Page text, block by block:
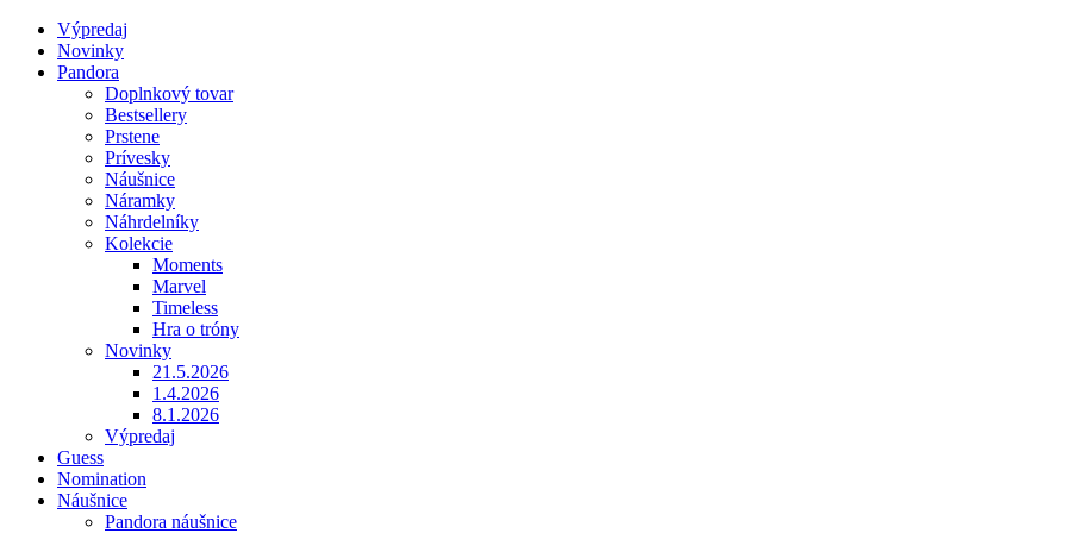
Výpredaj
Novinky
Pandora
Doplnkový tovar
Bestsellery
Prstene
Prívesky
Náušnice
Náramky
Náhrdelníky
Kolekcie
Moments
Marvel
Timeless
Hra o tróny
Novinky
21.5.2026
1.4.2026
8.1.2026
Výpredaj
Guess
Nomination
Náušnice
Pandora náušnice